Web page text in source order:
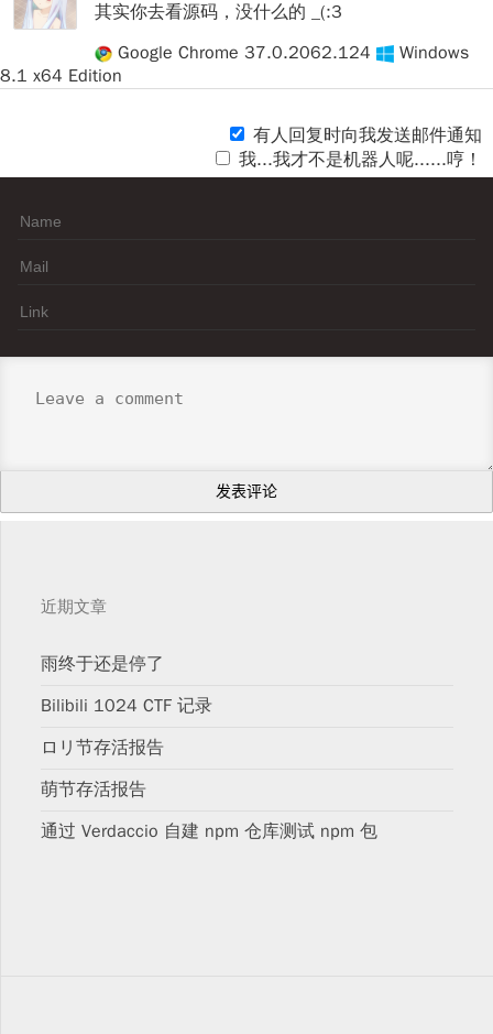
其实你去看源码，没什么的 _(:3
Google Chrome 37.0.2062.124
Windows
8.1 x64 Edition
有人回复时向我发送邮件通知
我...我才不是机器人呢......哼！
近期文章
雨终于还是停了
Bilibili 1024 CTF 记录
ロリ节存活报告
萌节存活报告
通过 Verdaccio 自建 npm 仓库测试 npm 包